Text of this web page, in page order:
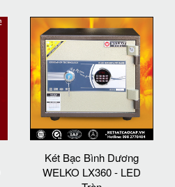
Két Bạc Bình Dương
WELKO LX360 - LED